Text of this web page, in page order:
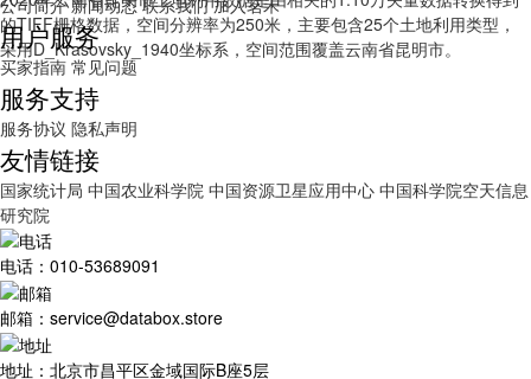
的TIFF栅格数据，空间分辨率为250米，主要包含25个土地利用类型，
采用D_Krasovsky_1940坐标系，空间范围覆盖云南省昆明市。
用户服务
买家指南 常见问题
服务支持
服务协议 隐私声明
友情链接
国家统计局 中国农业科学院 中国资源卫星应用中心 中国科学院空天信息
研究院
电话：010-53689091
邮箱：service@databox.store
地址：北京市昌平区金域国际B座5层